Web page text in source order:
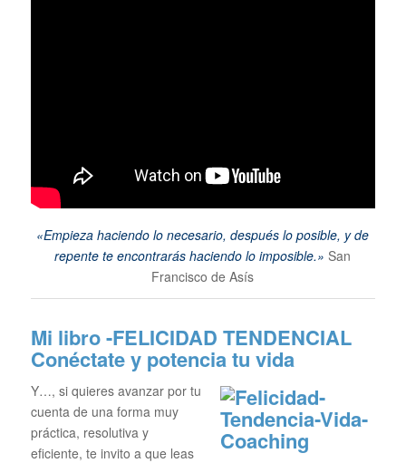
«Empieza haciendo lo necesario, después lo posible, y de
repente te encontrarás haciendo lo imposible.» San
Francisco de Asís
Mi libro -FELICIDAD TENDENCIAL
Conéctate y potencia tu vida
Y…, si quieres avanzar por tu
cuenta de una forma muy
práctica, resolutiva y
eficiente, te invito a que leas